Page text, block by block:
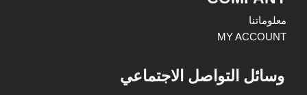
معلوماتنا
MY ACCOUNT
وسائل التواصل الاجتماعي